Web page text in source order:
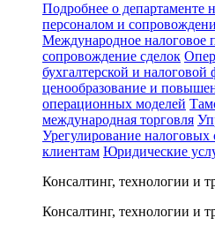
Подробнее о департаменте
персоналом и
Международное налоговое
сопровождение сделок
бухгалтерской и налоговой
ценообразование и
операционных моделей
международная торговля
Урегулирование налоговых
клиентам Юридические
Консалтинг, технологии и
Консалтинг, технологии и